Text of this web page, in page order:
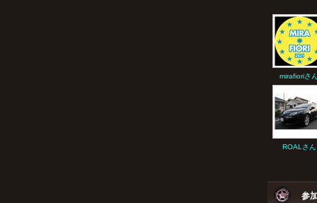
mirafioriさ
ROALさん
参